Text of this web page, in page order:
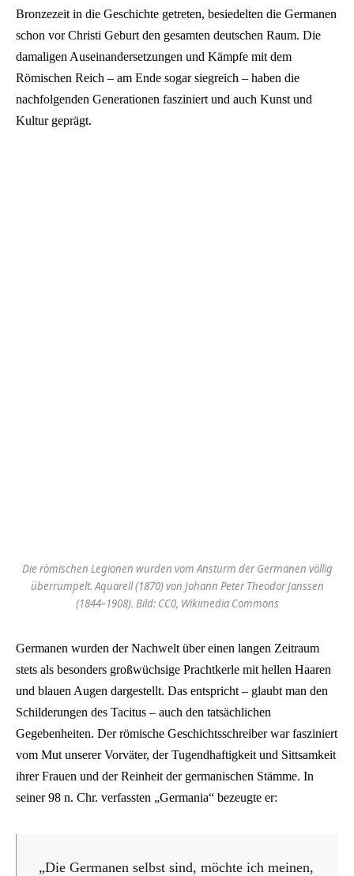
Bronzezeit in die Geschichte getreten, besiedelten die Germanen
schon vor Christi Geburt den gesamten deutschen Raum. Die
damaligen Auseinandersetzungen und Kämpfe mit dem
Römischen Reich – am Ende sogar siegreich – haben die
nachfolgenden Generationen fasziniert und auch Kunst und
Kultur geprägt.
Die römischen Legionen wurden vom Ansturm der Germanen völlig
überrumpelt. Aquarell (1870) von Johann Peter Theodor Janssen
(1844–1908). Bild: CC0, Wikimedia Commons
Germanen wurden der Nachwelt über einen langen Zeitraum
stets als besonders großwüchsige Prachtkerle mit hellen Haaren
und blauen Augen dargestellt. Das entspricht – glaubt man den
Schilderungen des Tacitus – auch den tatsächlichen
Gegebenheiten. Der römische Geschichtsschreiber war fasziniert
vom Mut unserer Vorväter, der Tugendhaftigkeit und Sittsamkeit
ihrer Frauen und der Reinheit der germanischen Stämme. In
seiner 98 n. Chr. verfassten „Germania“ bezeugte er:
„Die Germanen selbst sind, möchte ich meinen,